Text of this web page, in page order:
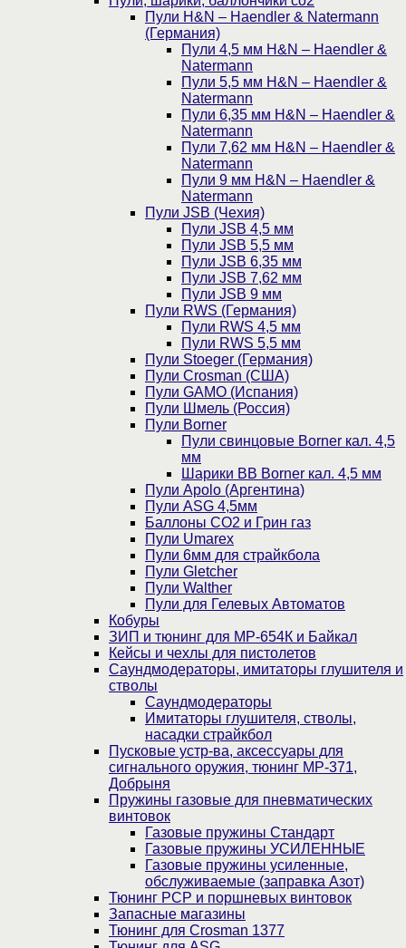
Пули H&N – Haendler & Natermann
(Германия)
Пули 4,5 мм H&N – Haendler &
Natermann
Пули 5,5 мм H&N – Haendler &
Natermann
Пули 6,35 мм H&N – Haendler &
Natermann
Пули 7,62 мм H&N – Haendler &
Natermann
Пули 9 мм H&N – Haendler &
Natermann
Пули JSB (Чехия)
Пули JSB 4,5 мм
Пули JSB 5,5 мм
Пули JSB 6,35 мм
Пули JSB 7,62 мм
Пули JSB 9 мм
Пули RWS (Германия)
Пули RWS 4,5 мм
Пули RWS 5,5 мм
Пули Stoeger (Германия)
Пули Crosman (США)
Пули GAMO (Испания)
Пули Шмель (Россия)
Пули Borner
Пули свинцовые Borner кал. 4,5
мм
Шарики BB Borner кал. 4,5 мм
Пули Apolo (Аргентина)
Пули ASG 4,5мм
Баллоны CO2 и Грин газ
Пули Umarex
Пули 6мм для страйкбола
Пули Gletcher
Пули Walther
Пули для Гелевых Автоматов
Кобуры
ЗИП и тюнинг для МР-654К и Байкал
Кейсы и чехлы для пистолетов
Саундмодераторы, имитаторы глушителя и
стволы
Саундмодераторы
Имитаторы глушителя, стволы,
насадки страйкбол
Пусковые устр-ва, аксессуары для
сигнального оружия, тюнинг МР-371,
Добрыня
Пружины газовые для пневматических
винтовок
Газовые пружины Стандарт
Газовые пружины УСИЛЕННЫЕ
Газовые пружины усиленные,
обслуживаемые (заправка Азот)
Тюнинг PCP и поршневых винтовок
Запасные магазины
Тюнинг для Crosman 1377